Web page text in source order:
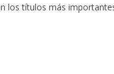
los títulos más